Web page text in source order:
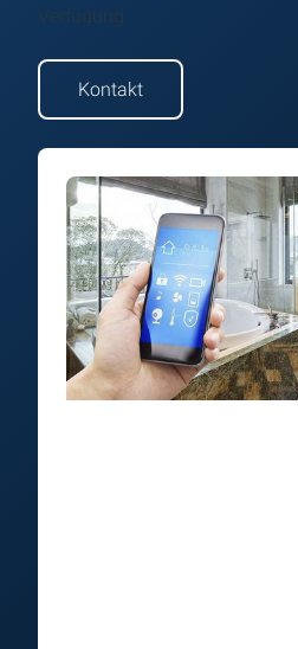
Verfügung.
Kontakt